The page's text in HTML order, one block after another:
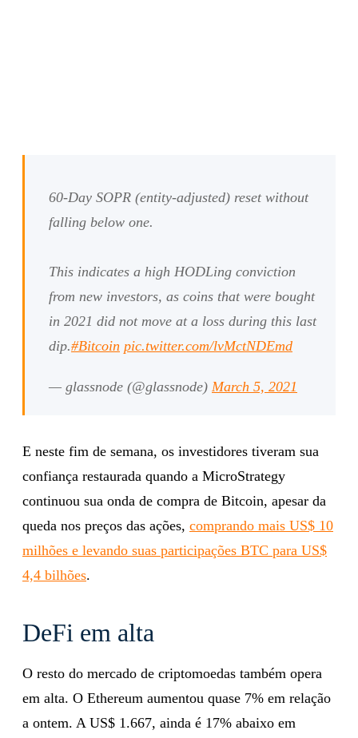
60-Day SOPR (entity-adjusted) reset without
falling below one.
This indicates a high HODLing conviction
from new investors, as coins that were bought
in 2021 did not move at a loss during this last
dip.#Bitcoin pic.twitter.com/lvMctNDEmd
— glassnode (@glassnode) March 5, 2021
E neste fim de semana, os investidores tiveram sua
confiança restaurada quando a MicroStrategy
continuou sua onda de compra de Bitcoin, apesar da
queda nos preços das ações, comprando mais US$ 10
milhões e levando suas participações BTC para US$
4,4 bilhões.
DeFi em alta
O resto do mercado de criptomoedas também opera
em alta. O Ethereum aumentou quase 7% em relação
a ontem. A US$ 1.667, ainda é 17% abaixo em